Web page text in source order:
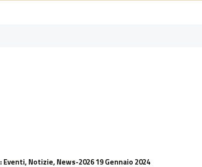
: Eventi, Notizie, News-2026 19 Gennaio 2024